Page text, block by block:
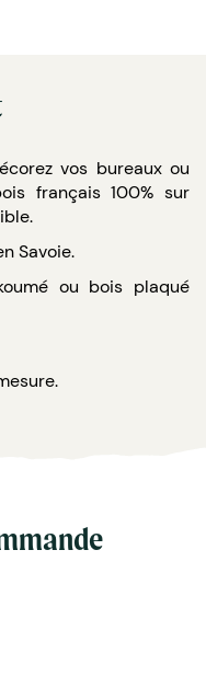
vos bureaux ou
français 100% sur
Savoie.
ou bois plaqué
cm (L x h).